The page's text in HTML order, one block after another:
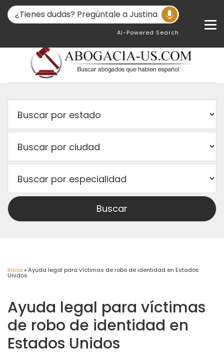
AI-Powered Search
Inicio»Ayuda legal para víctimas de robo de identidad en Estados
Unidos
Ayuda legal para víctimas
de robo de identidad en
Estados Unidos